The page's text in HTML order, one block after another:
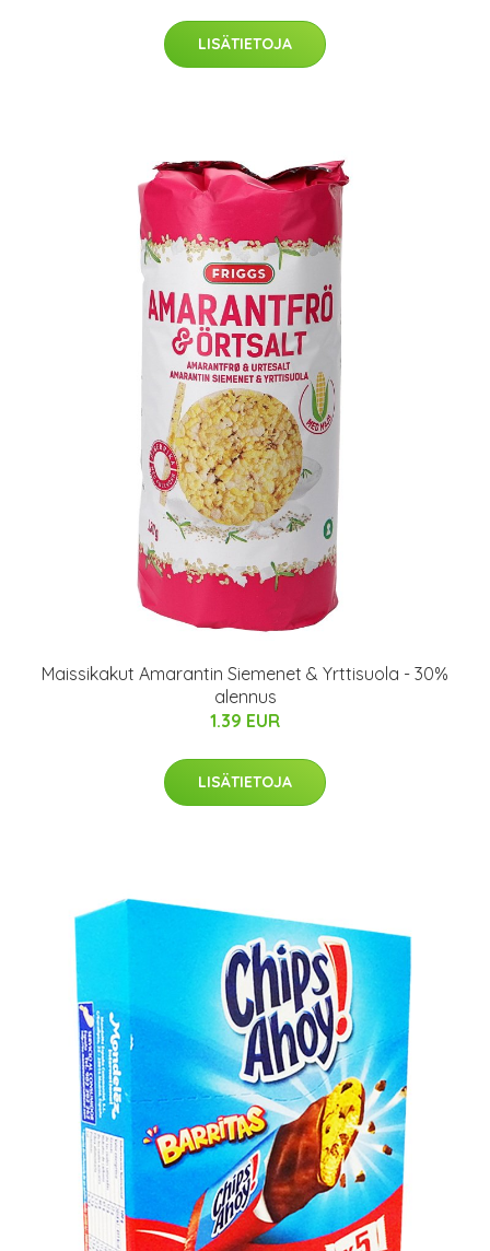
LISÄTIETOJA
Maissikakut Amarantin Siemenet & Yrttisuola - 30%
alennus
1.39 EUR
LISÄTIETOJA